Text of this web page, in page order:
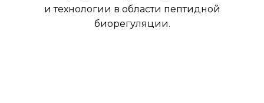
и технологии в области пептидной
биорегуляции.